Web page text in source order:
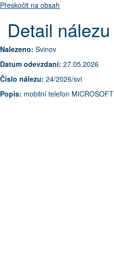
Přeskočit na obsah
Detail nálezu
Nalezeno: Svinov
Datum odevzdaní: 27.05.2026
Číslo nálezu: 24/2026/svi
Popis: mobilní telefon MICROSOFT